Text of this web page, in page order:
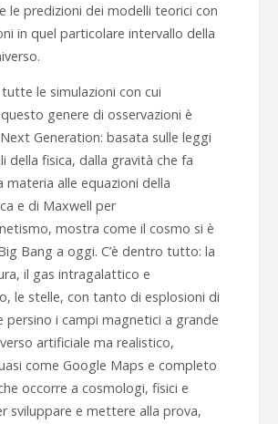
le predizioni dei modelli teorici con
in quel particolare intervallo della
le simulazioni con cui
genere di osservazioni è
Generation: basata sulle leggi
della fisica, dalla gravità che fa
materia alle equazioni della
e di Maxwell per
mostra come il cosmo si è
Bang a oggi. C’è dentro tutto: la
il gas intragalattico e
le stelle, con tanto di esplosioni di
persino i campi magnetici a grande
artificiale ma realistico,
come Google Maps e completo
occorre a cosmologi, fisici e
sviluppare e mettere alla prova,